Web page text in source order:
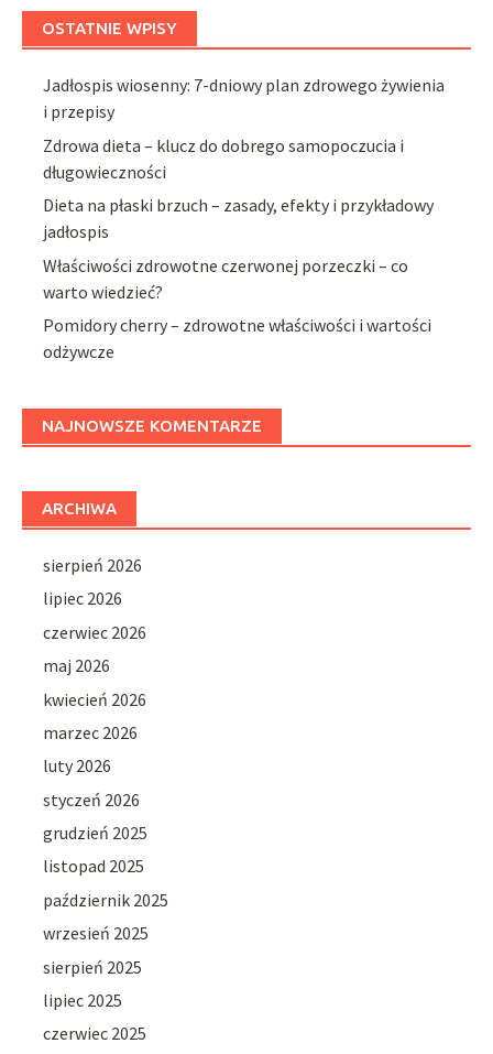
OSTATNIE WPISY
Jadłospis wiosenny: 7-dniowy plan zdrowego żywienia
i przepisy
Zdrowa dieta – klucz do dobrego samopoczucia i
długowieczności
Dieta na płaski brzuch – zasady, efekty i przykładowy
jadłospis
Właściwości zdrowotne czerwonej porzeczki – co
warto wiedzieć?
Pomidory cherry – zdrowotne właściwości i wartości
odżywcze
NAJNOWSZE KOMENTARZE
ARCHIWA
sierpień 2026
lipiec 2026
czerwiec 2026
maj 2026
kwiecień 2026
marzec 2026
luty 2026
styczeń 2026
grudzień 2025
listopad 2025
październik 2025
wrzesień 2025
sierpień 2025
lipiec 2025
czerwiec 2025